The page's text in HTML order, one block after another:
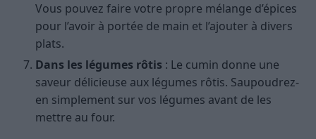
Vous pouvez faire votre propre mélange d’épices
pour l’avoir à portée de main et l’ajouter à divers
plats.
Dans les légumes rôtis : Le cumin donne une
saveur délicieuse aux légumes rôtis. Saupoudrez-
en simplement sur vos légumes avant de les
mettre au four.